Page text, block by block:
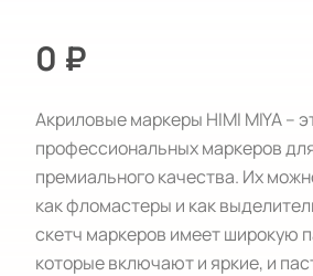
0 ₽
Акриловые маркеры HIMI MIYA –
профессиональных маркеров
премиального качества. Их
как фломастеры и как
скетч маркеров имеет широкую
которые включают и яркие, и